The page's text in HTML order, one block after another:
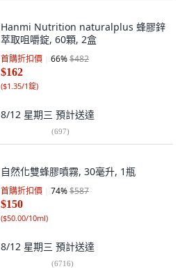
Hanmi Nutrition naturalplus 蜂膠鋅
萃取咀嚼錠, 60顆, 2盒
首購折扣價 66%$482
$162
($1.35/1錠)
8/12 星期三 預計送達
(697)
自然化雙蜂膠噴霧, 30毫升, 1瓶
首購折扣價 74%$587
$150
($50.00/10ml)
8/12 星期三 預計送達
(6716)